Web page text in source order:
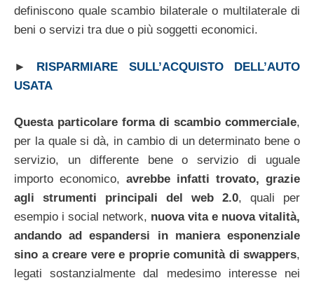
definiscono quale scambio bilaterale o multilaterale di
beni o servizi tra due o più soggetti economici.
► RISPARMIARE SULL’ACQUISTO DELL’AUTO
USATA
Questa particolare forma di scambio commerciale,
per la quale si dà, in cambio di un determinato bene o
servizio, un differente bene o servizio di uguale
importo economico, avrebbe infatti trovato, grazie
agli strumenti principali del web 2.0, quali per
esempio i social network, nuova vita e nuova vitalità,
andando ad espandersi in maniera esponenziale
sino a creare vere e proprie comunità di swappers,
legati sostanzialmente dal medesimo interesse nei